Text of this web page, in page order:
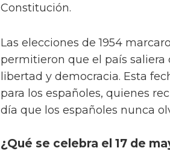
Constitución.
Las elecciones de 1954
permitieron que el país saliera
libertad y democracia. Esta
para los españoles, quienes
día que los españoles nunca
¿Qué se celebra el 17 de